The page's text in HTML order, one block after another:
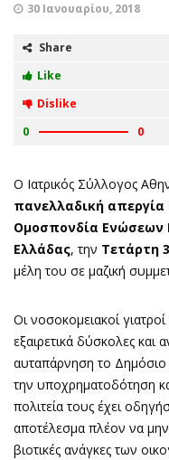
30 Ιανουαρίου, 2018
Share
Like
Dislike
0
0
O Ιατρικός Σύλλογος
πανελλαδική απεργία
Ομοσπονδία Ενώσεων
Ελλάδας, την Τετάρτη
μέλη του σε μαζική
Οι νοσοκομειακοί
εξαιρετικά δύσκολες και
αυταπάρνηση το Δημόσιο
την υποχρηματοδότηση
πολιτεία τους έχει
αποτέλεσμα πλέον να
βιοτικές ανάγκες των